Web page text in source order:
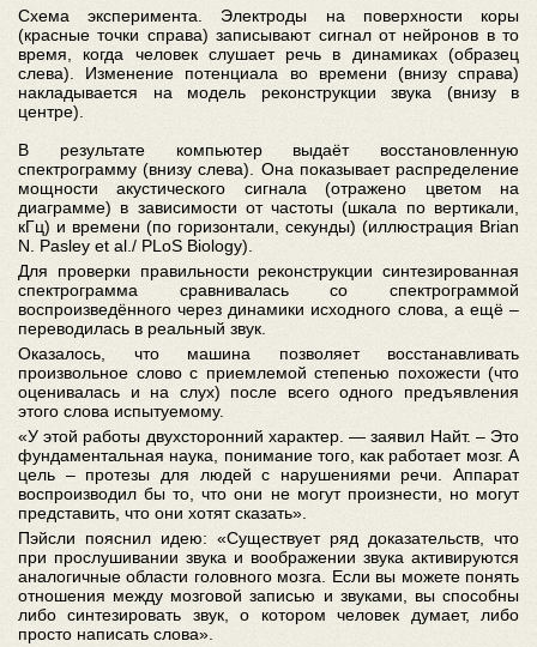
Схема эксперимента. Электроды на поверхности коры
(красные точки справа) записывают сигнал от нейронов в то
время, когда человек слушает речь в динамиках (образец
слева). Изменение потенциала во времени (внизу справа)
накладывается на модель реконструкции звука (внизу в
центре).
В результате компьютер выдаёт восстановленную
спектрограмму (внизу слева). Она показывает распределение
мощности акустического сигнала (отражено цветом на
диаграмме) в зависимости от частоты (шкала по вертикали,
кГц) и времени (по горизонтали, секунды) (иллюстрация Brian
N. Pasley et al./ PLoS Biology).
Для проверки правильности реконструкции синтезированная
спектрограмма сравнивалась со спектрограммой
воспроизведённого через динамики исходного слова, а ещё –
переводилась в реальный звук.
Оказалось, что машина позволяет восстанавливать
произвольное слово с приемлемой степенью похожести (что
оценивалась и на слух) после всего одного предъявления
этого слова испытуемому.
«У этой работы двухсторонний характер. — заявил Найт. – Это
фундаментальная наука, понимание того, как работает мозг. А
цель – протезы для людей с нарушениями речи. Аппарат
воспроизводил бы то, что они не могут произнести, но могут
представить, что они хотят сказать».
Пэйсли пояснил идею: «Существует ряд доказательств, что
при прослушивании звука и воображении звука активируются
аналогичные области головного мозга. Если вы можете понять
отношения между мозговой записью и звуками, вы способны
либо синтезировать звук, о котором человек думает, либо
просто написать слова».